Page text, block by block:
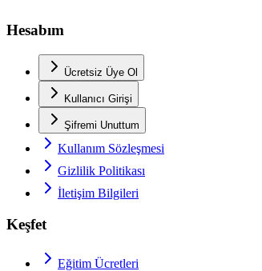
Hesabım
Ücretsiz Üye Ol
Kullanıcı Girişi
Şifremi Unuttum
Kullanım Sözleşmesi
Gizlilik Politikası
İletişim Bilgileri
Keşfet
Eğitim Ücretleri